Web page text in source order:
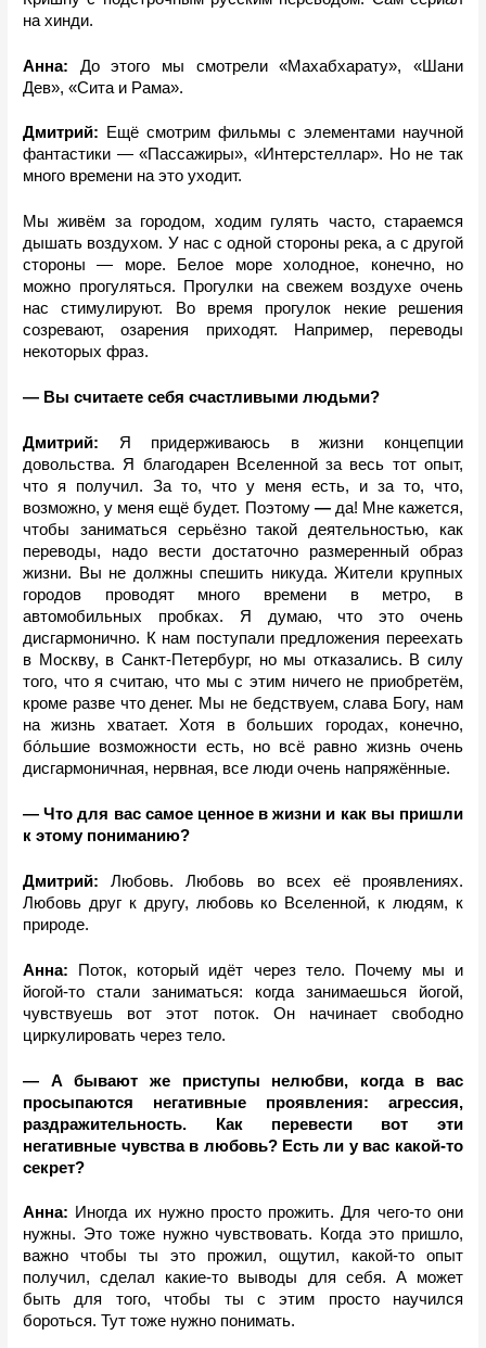
на хинди.
Анна: До этого мы смотрели «Махабхарату», «Шани
Дев», «Сита и Рама».
Дмитрий:
Ещё смотрим фильмы с элементами научной
фантастики — «Пассажиры», «Интерстеллар». Но не так
много времени на это уходит.
Мы живём за городом, ходим гулять часто, стараемся
дышать воздухом. У нас с одной стороны река, а с другой
стороны — море. Белое море холодное, конечно, но
можно прогуляться. Прогулки на свежем воздухе очень
нас стимулируют. Во время прогулок некие решения
созревают, озарения приходят. Например, переводы
некоторых фраз.
— Вы считаете себя счастливыми людьми?
Дмитрий: Я придерживаюсь в жизни концепции
довольства. Я благодарен Вселенной за весь тот опыт,
что я получил. За то, что у меня есть, и за то, что,
возможно, у меня ещё будет. Поэтому — да! Мне кажется,
чтобы заниматься серьёзно такой деятельностью, как
переводы, надо вести достаточно размеренный образ
жизни. Вы не должны спешить никуда. Жители крупных
городов проводят много времени в метро, в
автомобильных пробках. Я думаю, что это очень
дисгармонично. К нам поступали предложения переехать
в Москву, в Санкт-Петербург, но мы отказались. В силу
того, что я считаю, что мы с этим ничего не приобретём,
кроме разве что денег. Мы не бедствуем, слава Богу, нам
на жизнь хватает. Хотя в больших городах, конечно,
бо́льшие возможности есть, но всё равно жизнь очень
дисгармоничная, нервная, все люди очень напряжённые.
— Что для вас самое ценное в жизни и как вы пришли
к этому пониманию?
Дмитрий: Любовь. Любовь во всех её проявлениях.
Любовь друг к другу, любовь ко Вселенной, к людям, к
природе.
Анна: Поток, который идёт через тело. Почему мы и
йогой-то стали заниматься: когда занимаешься йогой,
чувствуешь вот этот поток. Он начинает свободно
циркулировать через тело.
— А бывают же приступы нелюбви, когда в вас
просыпаются негативные проявления: агрессия,
раздражительность. Как перевести вот эти
негативные чувства в любовь? Есть ли у вас какой-то
секрет?
Анна: Иногда их нужно просто прожить. Для чего-то они
нужны. Это тоже нужно чувствовать. Когда это пришло,
важно чтобы ты это прожил, ощутил, какой-то опыт
получил, сделал какие-то выводы для себя. А может
быть для того, чтобы ты с этим просто научился
бороться. Тут тоже нужно понимать.